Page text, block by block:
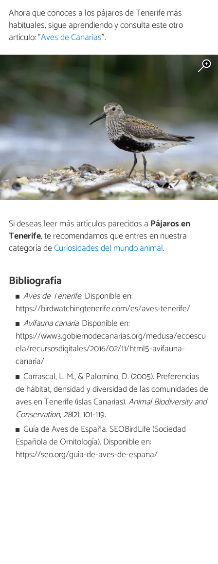
Ahora que conoces a los pájaros de Tenerife más
habituales, sigue aprendiendo y consulta este otro
artículo: "Aves de Canarias".
Si deseas leer más artículos parecidos a Pájaros en
Tenerife, te recomendamos que entres en nuestra
categoría deCuriosidades del mundo animal.
Bibliografía
Aves de Tenerife. Disponible en:
https://birdwatchingtenerife.com/es/aves-tenerife/
Avifauna canaria. Disponible en:
https://www3.gobiernodecanarias.org/medusa/ecoescu
ela/recursosdigitales/2016/02/11/html5-avifauna-
canaria/
Carrascal, L. M., & Palomino, D. (2005). Preferencias
de hábitat, densidad y diversidad de las comunidades de
aves en Tenerife (islas Canarias).Animal Biodiversity and
Conservation,28(2), 101-119.
Guía de Aves de España. SEOBirdLife (Sociedad
Española de Ornitología). Disponible en:
https://seo.org/guia-de-aves-de-espana/